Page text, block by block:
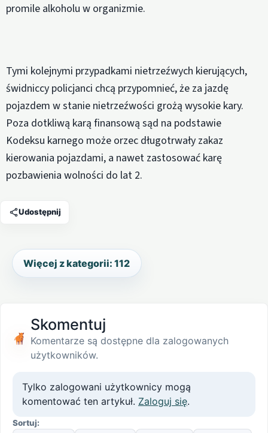
promile alkoholu w organizmie.
Tymi kolejnymi przypadkami nietrzeźwych kierujących,
świdniccy policjanci chcą przypomnieć, że za jazdę
pojazdem w stanie nietrzeźwości grożą wysokie kary.
Poza dotkliwą karą finansową sąd na podstawie
Kodeksu karnego może orzec długotrwały zakaz
kierowania pojazdami, a nawet zastosować karę
pozbawienia wolności do lat 2.
Udostępnij
Więcej z kategorii: 112
Skomentuj
Komentarze są dostępne dla zalogowanych
użytkowników.
Tylko zalogowani użytkownicy mogą
komentować ten artykuł. Zaloguj się.
Sortuj: